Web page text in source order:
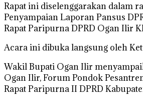
Rapat ini diselenggarakan dalam
Penyampaian Laporan Pansus
Rapat Paripurna DPRD Ogan Ilir
Acara ini dibuka langsung oleh
Wakil Bupati Ogan Ilir
Ogan Ilir, Forum Pondok
Rapat Paripurna II DPRD